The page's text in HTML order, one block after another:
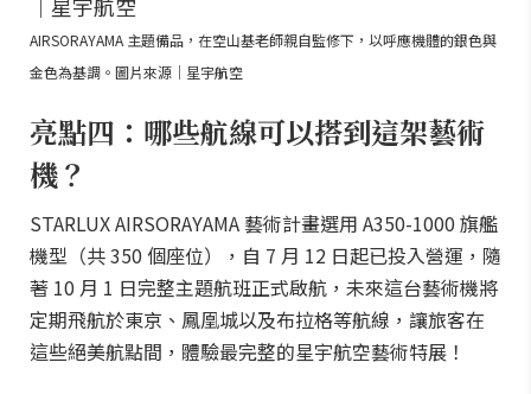
AIRSORAYAMA 主題備品，在空山基老師親自監修下，以呼應機體的銀色與
金色為基調。圖片來源｜星宇航空
亮點四：哪些航線可以搭到這架藝術
機？
STARLUX AIRSORAYAMA 藝術計畫選用 A350-1000 旗艦
機型（共 350 個座位），自 7 月 12 日起已投入營運，隨
著 10 月 1 日完整主題航班正式啟航，未來這台藝術機將
定期飛航於東京、鳳凰城以及布拉格等航線，讓旅客在
這些絕美航點間，體驗最完整的星宇航空藝術特展！